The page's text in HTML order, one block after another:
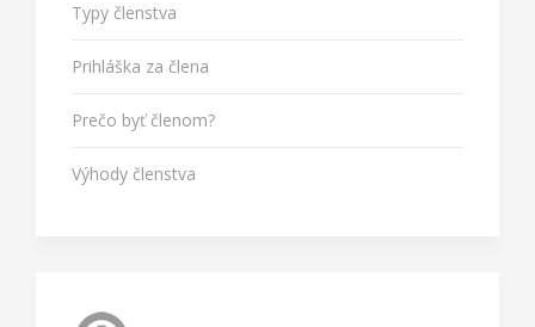
Typy členstva
Prihláška za člena
Prečo byť členom?
Výhody členstva